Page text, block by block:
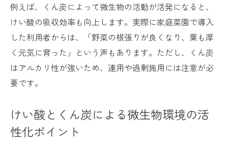
くり
くん炭とけい酸の併用が抵抗力を高めるポ
イント
けい酸を使った病害虫対策の実践的アドバ
けい酸の過剰施用によるデメリットと対策
けい酸とくん炭の安全な施用量と注意事項
例えば、くん炭によって微生物の活動が活発になると、
けい酸の吸収効率も向上します。実際に家庭菜園で導入
した利用者からは、「野菜の根張りが良くなり、葉も厚
く元気に育った」という声もあります。ただし、くん炭
はアルカリ性が強いため、連用や過剰施用には注意が必
要です。
けい酸とくん炭による微生物環境の活
性化ポイント